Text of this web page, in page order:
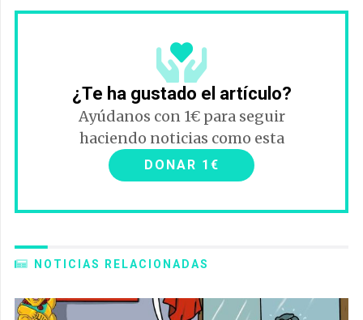
¿Te ha gustado el artículo?
Ayúdanos con 1€ para seguir
haciendo noticias como esta
DONAR 1€
NOTICIAS RELACIONADAS